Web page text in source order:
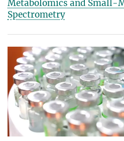
Metabolomics and Small-
Spectrometry